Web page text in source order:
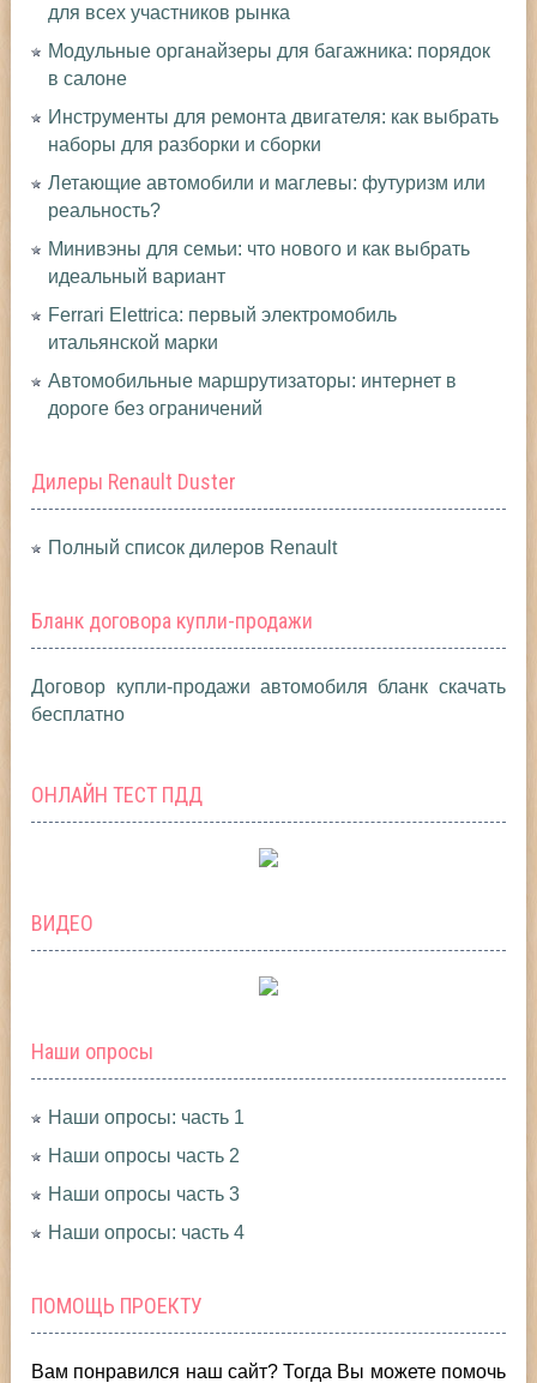
для всех участников рынка
Модульные органайзеры для багажника: порядок
в салоне
Инструменты для ремонта двигателя: как выбрать
наборы для разборки и сборки
Летающие автомобили и маглевы: футуризм или
реальность?
Минивэны для семьи: что нового и как выбрать
идеальный вариант
Ferrari Elettrica: первый электромобиль
итальянской марки
Автомобильные маршрутизаторы: интернет в
дороге без ограничений
Дилеры Renault Duster
Полный список дилеров Renault
Бланк договора купли-продажи
Договор купли-продажи автомобиля бланк скачать
бесплатно
ОНЛАЙН ТЕСТ ПДД
ВИДЕО
Наши опросы
Наши опросы: часть 1
Наши опросы часть 2
Наши опросы часть 3
Наши опросы: часть 4
ПОМОЩЬ ПРОЕКТУ
Вам понравился наш сайт? Тогда Вы можете помочь